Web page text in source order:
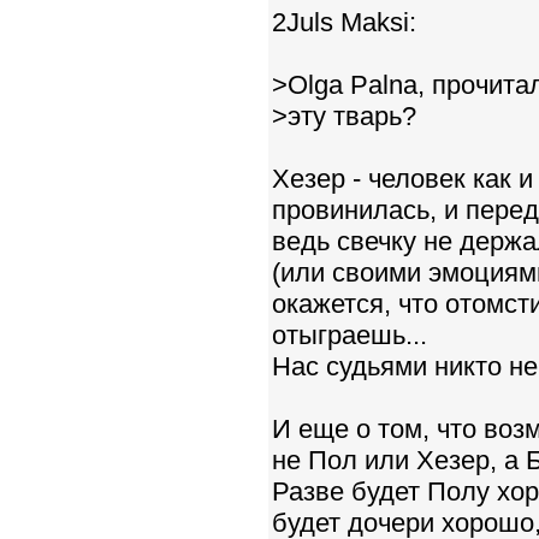
2Juls Maksi:
>Olga Palna,
>эту тварь?
Хезер - человек как
провинилась, и
ведь свечку не
(или своими
окажется, что
отыграешь...
Нас судьями никто
И еще о том, что
не Пол или Хезер, а
Разве будет Полу
будет дочери